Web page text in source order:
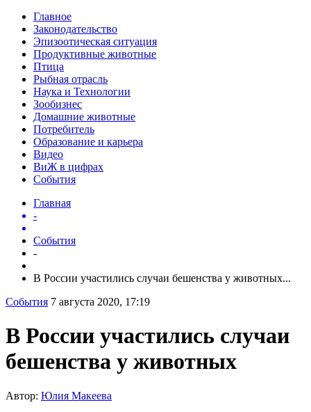
Главное
Законодательство
Эпизоотическая ситуация
Продуктивные животные
Птица
Рыбная отрасль
Наука и Технологии
Зообизнес
Домашние животные
Потребитель
Образование и карьера
Видео
ВиЖ в цифрах
События
Главная
-
События
-
В России участились случаи бешенства у животных...
События 7 августа 2020, 17:19
В России участились случаи
бешенства у животных
Автор: Юлия Макеева